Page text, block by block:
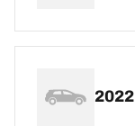
2022